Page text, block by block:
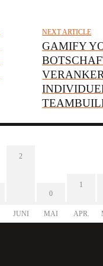
NEXT ARTICLE
GAMIFY
2
JUNI
0
MAI
1
APR.